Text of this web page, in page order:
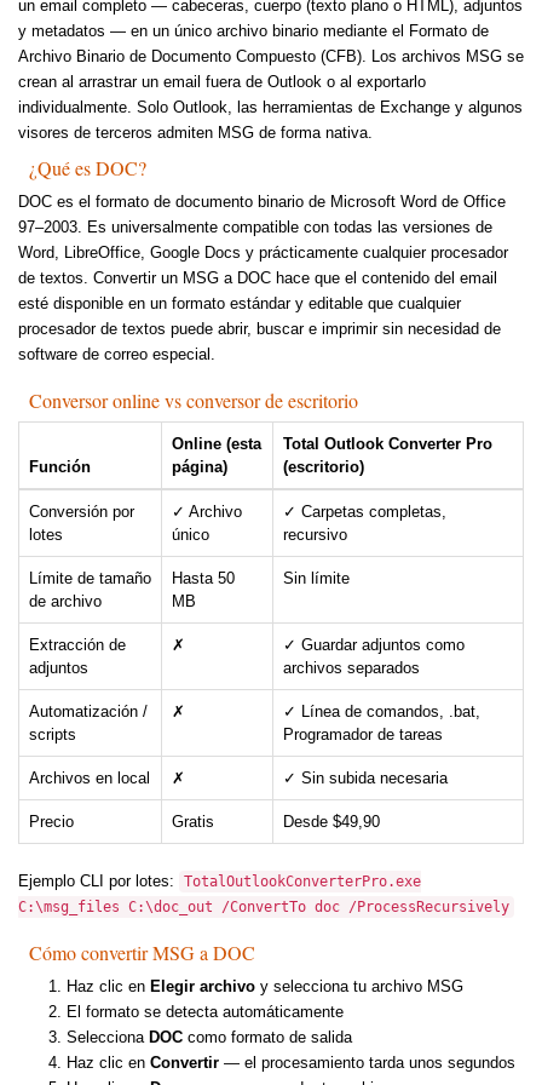
un email completo — cabeceras, cuerpo (texto plano o HTML), adjuntos
y metadatos — en un único archivo binario mediante el Formato de
Archivo Binario de Documento Compuesto (CFB). Los archivos MSG se
crean al arrastrar un email fuera de Outlook o al exportarlo
individualmente. Solo Outlook, las herramientas de Exchange y algunos
visores de terceros admiten MSG de forma nativa.
¿Qué es DOC?
DOC es el formato de documento binario de Microsoft Word de Office
97–2003. Es universalmente compatible con todas las versiones de
Word, LibreOffice, Google Docs y prácticamente cualquier procesador
de textos. Convertir un MSG a DOC hace que el contenido del email
esté disponible en un formato estándar y editable que cualquier
procesador de textos puede abrir, buscar e imprimir sin necesidad de
software de correo especial.
Conversor online vs conversor de escritorio
Función
Online (esta
página)
Total Outlook Converter Pro
(escritorio)
Conversión por
lotes
✓ Archivo
único
✓ Carpetas completas,
recursivo
Límite de tamaño
de archivo
Hasta 50
MB
Sin límite
Extracción de
adjuntos
✗
✓ Guardar adjuntos como
archivos separados
Automatización /
scripts
✗
✓ Línea de comandos, .bat,
Programador de tareas
Archivos en local ✗ ✓ Sin subida necesaria
Precio Gratis Desde $49,90
Ejemplo CLI por lotes:
TotalOutlookConverterPro.exe
C:\msg_files C:\doc_out /ConvertTo doc /ProcessRecursively
Cómo convertir MSG a DOC
Haz clic en Elegir archivo y selecciona tu archivo MSG
El formato se detecta automáticamente
Selecciona DOC como formato de salida
Haz clic en Convertir — el procesamiento tarda unos segundos